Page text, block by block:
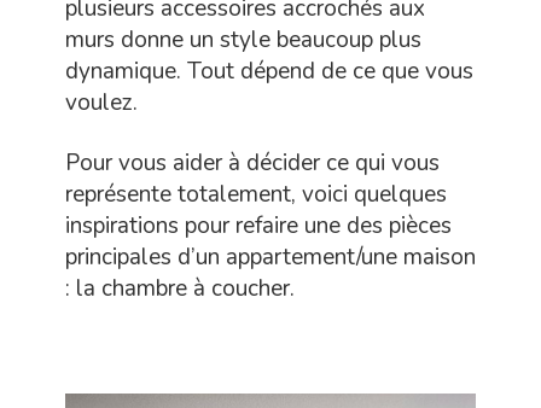
plusieurs accessoires accrochés aux
murs donne un style beaucoup plus
dynamique. Tout dépend de ce que vous
voulez.
Pour vous aider à décider ce qui vous
représente totalement, voici quelques
inspirations pour refaire une des pièces
principales d’un appartement/une maison
: la chambre à coucher.